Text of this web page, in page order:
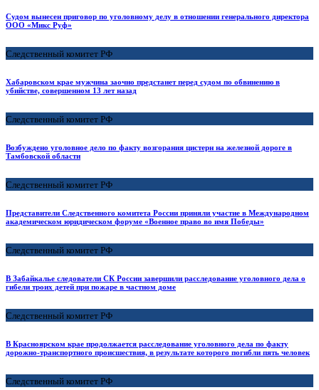
Судом вынесен приговор по уголовному делу в отношении генерального директора
ООО «Микс Руф»
Следственный комитет РФ
Хабаровском крае мужчина заочно предстанет перед судом по обвинению в
убийстве, совершенном 13 лет назад
Следственный комитет РФ
Возбуждено уголовное дело по факту возгорания цистерн на железной дороге в
Тамбовской области
Следственный комитет РФ
Представители Следственного комитета России приняли участие в Международном
академическом юридическом форуме «Военное право во имя Победы»
Следственный комитет РФ
В Забайкалье следователи СК России завершили расследование уголовного дела о
гибели троих детей при пожаре в частном доме
Следственный комитет РФ
В Красноярском крае продолжается расследование уголовного дела по факту
дорожно-транспортного происшествия, в результате которого погибли пять человек
Следственный комитет РФ